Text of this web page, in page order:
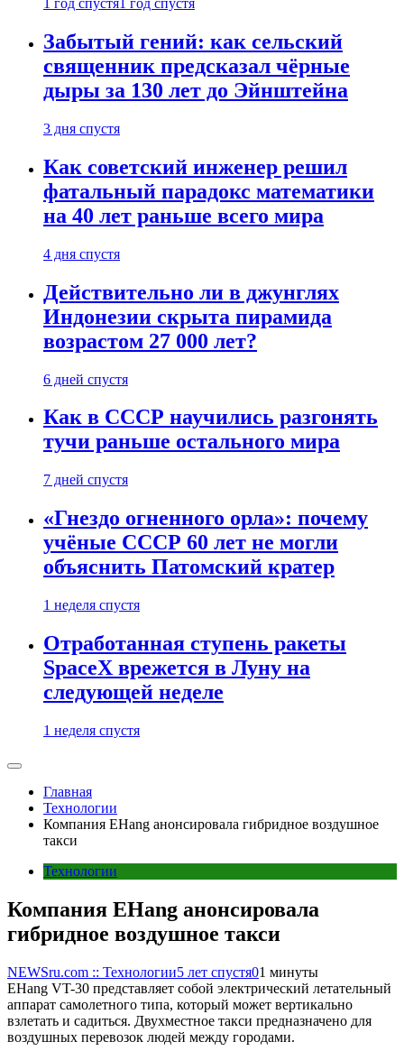
1 год спустя 1 год спустя
Забытый гений: как сельский
священник предсказал чёрные
дыры за 130 лет до Эйнштейна
3 дня спустя
Как советский инженер решил
фатальный парадокс математики
на 40 лет раньше всего мира
4 дня спустя
Действительно ли в джунглях
Индонезии скрыта пирамида
возрастом 27 000 лет?
6 дней спустя
Как в СССР научились разгонять
тучи раньше остального мира
7 дней спустя
«Гнездо огненного орла»: почему
учёные СССР 60 лет не могли
объяснить Патомский кратер
1 неделя спустя
Отработанная ступень ракеты
SpaceX врежется в Луну на
следующей неделе
1 неделя спустя
Главная
Технологии
Компания EHang анонсировала гибридное воздушное
такси
Технологии
Компания EHang анонсировала
гибридное воздушное такси
NEWSru.com :: Технологии5 лет спустя01 минуты
EHang VT-30 представляет собой электрический летательный
аппарат самолетного типа, который может вертикально
взлетать и садиться. Двухместное такси предназначено для
воздушных перевозок людей между городами.